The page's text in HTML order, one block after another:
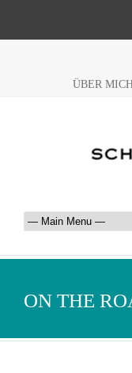
ÜBER
ON THE